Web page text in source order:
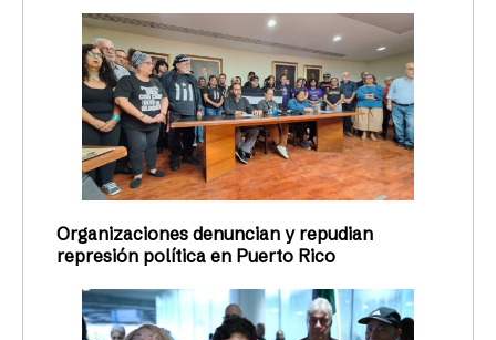
Organizaciones denuncian y repudian
represión política en Puerto Rico